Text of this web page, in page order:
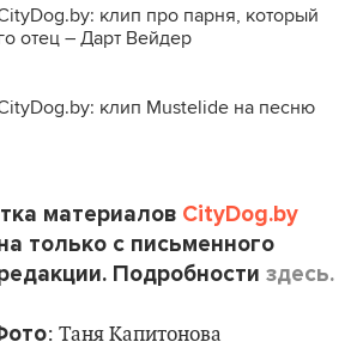
клип про парня, который
отец – Дарт Вейдер
клип Mustelide на песню
материалов CityDog.by
только с письменного
Подробности здесь.
: Таня Капитонова